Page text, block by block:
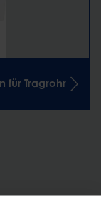
für Tragrohr